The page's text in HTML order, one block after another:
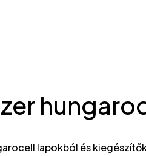
lapokból és